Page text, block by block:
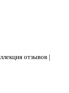
отзывов |